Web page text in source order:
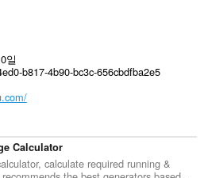
일
b817-4b90-bc3c-656cbdfba2e5
Calculator
calculate required running &